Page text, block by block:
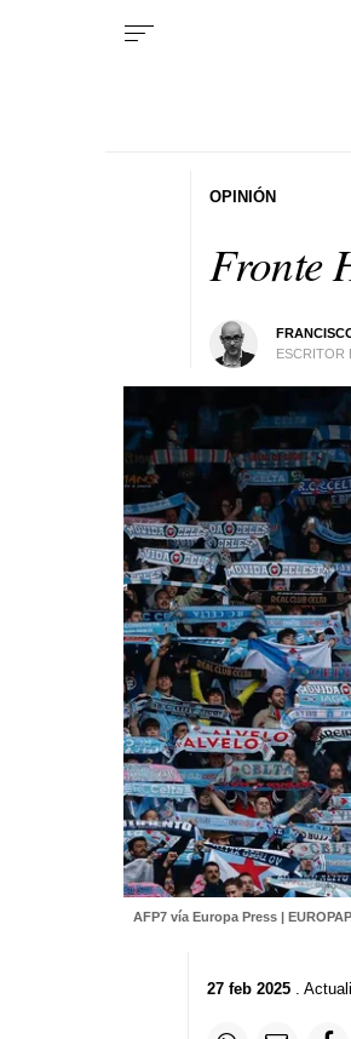
Fronte
ESCRITOR
OPINIÓN
AFP7 vía Europa Press |
27 feb 2025.